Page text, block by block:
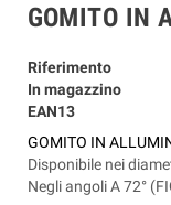
GOMITO IN
Riferimento
In magazzino
EAN13
GOMITO IN
Disponibile nei
Negli angoli A 72°